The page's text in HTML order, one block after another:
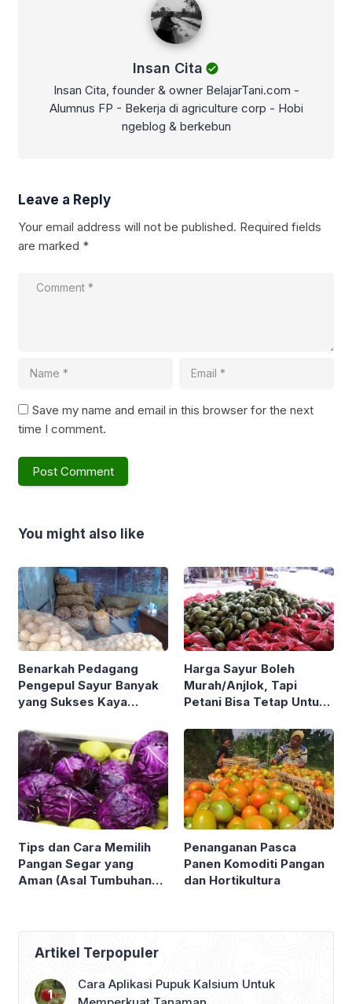
Insan Cita
Insan Cita, founder & owner BelajarTani.com -
Alumnus FP - Bekerja di agriculture corp - Hobi
ngeblog & berkebun
Leave a Reply
Your email address will not be published. Required fields
are marked *
Save my name and email in this browser for the next
time I comment.
You might also like
Benarkah Pedagang
Pengepul Sayur Banyak
yang Sukses Kaya
Sebaliknya ? Yuk Simak
Ulasan Berikut !
Harga Sayur Boleh
Murah/Anjlok, Tapi
Petani Bisa Tetap Untung
dan Trik Berikut
Tips dan Cara Memilih
Pangan Segar yang
Aman (Asal Tumbuhan
Penanganan Pasca
Panen Komoditi Pangan
dan Hortikultura
Artikel Terpopuler
Cara Aplikasi Pupuk Kalsium Untuk